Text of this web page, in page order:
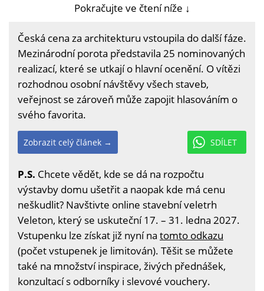
Pokračujte ve čtení níže ↓
Česká cena za architekturu vstoupila do další fáze.
Mezinárodní porota představila 25 nominovaných
realizací, které se utkají o hlavní ocenění. O vítězi
rozhodnou osobní návštěvy všech staveb,
veřejnost se zároveň může zapojit hlasováním o
svého favorita.
SDÍLET
Zobrazit celý článek →
P.S. Chcete vědět, kde se dá na rozpočtu
výstavby domu ušetřit a naopak kde má cenu
neškudlit? Navštivte online stavební veletrh
Veleton, který se uskuteční 17. – 31. ledna 2027.
Vstupenku lze získat již nyní na tomto odkazu
(počet vstupenek je limitován). Těšit se můžete
také na množství inspirace, živých přednášek,
konzultací s odborníky i slevové vouchery.